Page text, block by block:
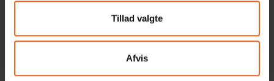
Tillad valgte
Afvis